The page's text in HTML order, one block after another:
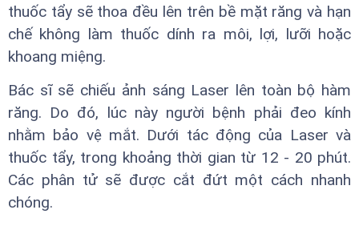
thuốc tẩy sẽ thoa đều lên trên bề mặt răng và hạn
chế không làm thuốc dính ra môi, lợi, lưỡi hoặc
khoang miệng.
Bác sĩ sẽ chiếu ảnh sáng Laser lên toàn bộ hàm
răng. Do đó, lúc này người bệnh phải đeo kính
nhằm bảo vệ mắt. Dưới tác động của Laser và
thuốc tẩy, trong khoảng thời gian từ 12 - 20 phút.
Các phân tử sẽ được cắt đứt một cách nhanh
chóng.